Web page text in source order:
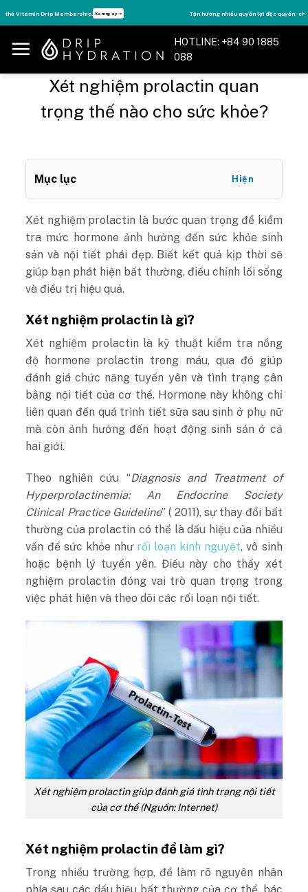
Skip
to
content
Tận hưởng nhiều quyền lợi độc quyền, chỉ DÀNH RIÊNG cho Member DripClub! Chi tiết ➝
HOTLINE: +84 90 1885
088
Xét nghiệm prolactin quan
trọng thế nào cho sức khỏe?
Mục lục Hiện
Xét nghiệm prolactin là bước quan trọng để kiểm
tra mức hormone ảnh hưởng đến sức khỏe sinh
sản và nội tiết phái đẹp. Biết kết quả kịp thời sẽ
giúp bạn phát hiện bất thường, điều chỉnh lối sống
và điều trị hiệu quả.
Xét nghiệm prolactin là gì?
Xét nghiệm prolactin là kỹ thuật kiểm tra nồng
độ hormone prolactin trong máu, qua đó giúp
đánh giá chức năng tuyến yên và tình trạng cân
bằng nội tiết của cơ thể. Hormone này không chỉ
liên quan đến quá trình tiết sữa sau sinh ở phụ nữ
mà còn ảnh hưởng đến hoạt động sinh sản ở cả
hai giới.
Theo nghiên cứu “Diagnosis and Treatment of
Hyperprolactinemia: An Endocrine Society
Clinical Practice Guideline” ( 2011), sự thay đổi bất
thường của prolactin có thể là dấu hiệu của nhiều
vấn đề sức khỏe như rối loạn kinh nguyệt, vô sinh
hoặc bệnh lý tuyến yên. Điều này cho thấy xét
nghiệm prolactin đóng vai trò quan trọng trong
việc phát hiện và theo dõi các rối loạn nội tiết.
Xét nghiệm prolactin giúp đánh giá tình trạng nội tiết
của cơ thể (Nguồn: Internet)
Xét nghiệm prolactin để làm gì?
Trong nhiều trường hợp, để làm rõ nguyên nhân